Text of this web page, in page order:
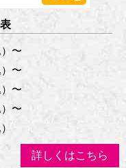
〜
〜
〜
〜
詳しくはこちら